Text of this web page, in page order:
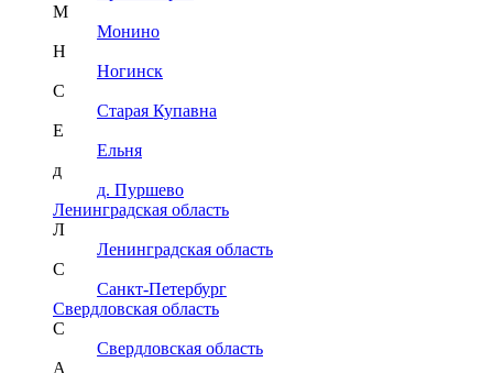
М
Монино
Н
Ногинск
С
Старая Купавна
Е
Ельня
д
д. Пуршево
Ленинградская область
Л
Ленинградская область
С
Санкт-Петербург
Свердловская область
С
Свердловская область
А